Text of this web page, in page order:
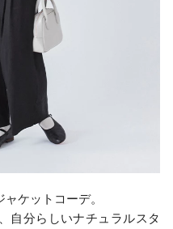
ケットコーデ。
自分らしいナチュラルスタ